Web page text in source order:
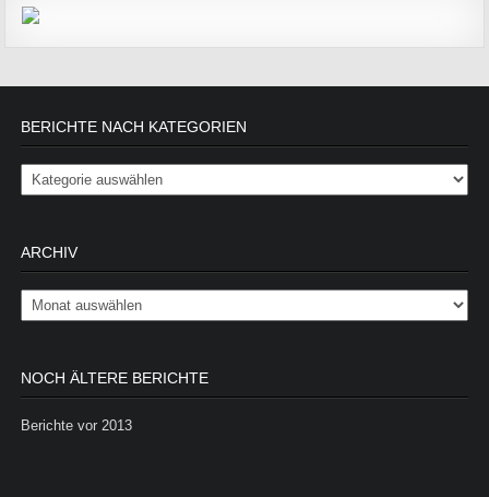
BERICHTE NACH KATEGORIEN
Berichte nach Kategorien
ARCHIV
Archiv
NOCH ÄLTERE BERICHTE
Berichte vor 2013